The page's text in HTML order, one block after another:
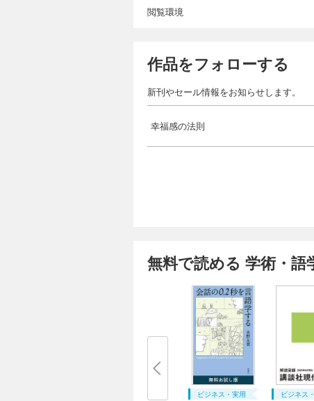
閲覧環境
作品をフォローする
新刊やセール情報をお知らせします。
幸福感の法則
無料で読める 学術・語
ビジネス・実用 ビジネス